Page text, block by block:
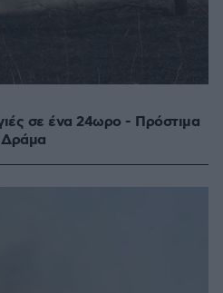
σε ένα 24ωρο - Πρόστιμα
Δράμα